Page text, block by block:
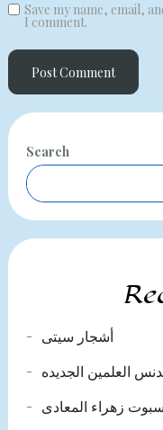
Save my name, email,
I comment.
Search
أشجار سيتى
العلمين الجديده